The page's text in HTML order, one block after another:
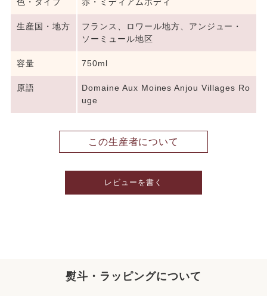
色・タイプ 赤・ミディアムボディ
生産国・地方
フランス、ロワール地方、アンジュー・
ソーミュール地区
容量 750ml
原語
Domaine Aux Moines Anjou Villages Ro
uge
この生産者について
レビューを書く
熨斗・ラッピングについて